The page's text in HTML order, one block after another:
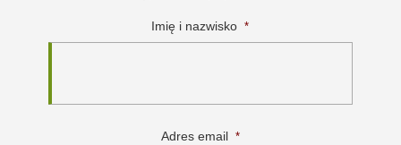
Imię i nazwisko *
Adres email *